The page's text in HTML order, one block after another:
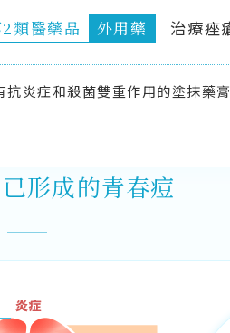
類醫藥品 外用藥 治療痤
抗炎症和殺菌雙重作用的塗抹藥
形成的青春痘